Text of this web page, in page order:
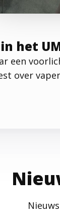
het
een
over
in het